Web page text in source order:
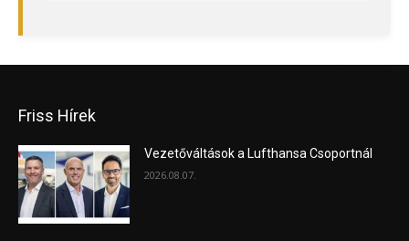
Friss Hírek
Vezetőváltások a Lufthansa Csoportnál
2026.08.07.